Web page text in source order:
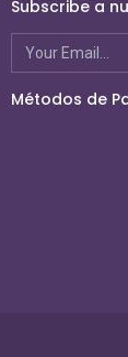
Subscribe a
Métodos de